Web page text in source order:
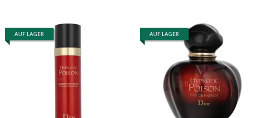
AUF LAGER AUF LAGER